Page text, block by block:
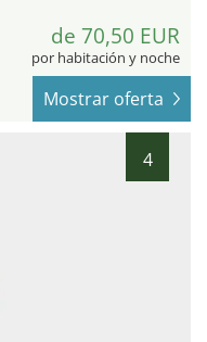
de 70,50 EUR
por habitación y noche
Mostrar oferta
4